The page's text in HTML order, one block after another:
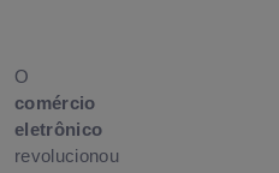
O
comércio
eletrônico
revolucionou